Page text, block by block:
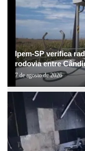
Ipem-SP verifica
rodovia entre
7 de agosto de 2026